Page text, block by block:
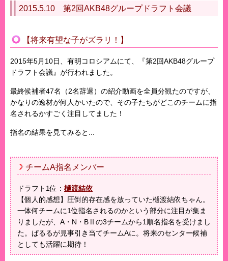
2015.5.10 第2回AKB48グループドラフト会議
【将来有望な子がズラリ！】
2015年5月10日、有明コロシアムにて、『第2回AKB48グループ
ドラフト会議』が行われました。
最終候補者47名（2名辞退）の紹介動画を全員分観たのですが、
かなりの逸材が何人かいたので、その子たちがどこのチームに指
名されるかすごく注目してました！
指名の結果を見てみると...
チームA指名メンバー
ドラフト1位： 樋渡結依
【個人的感想】圧倒的存在感を放っていた樋渡結依ちゃん。
一体何チームに1位指名されるのかという部分に注目が集ま
りましたが、A・N・BⅡの3チームから1順名指名を受けまし
た。ぱるるが見事引き当てチームAに。将来のセンター候補
としても活躍に期待！